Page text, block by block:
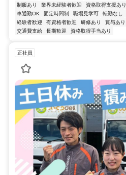
制服あり 業界未経験者歓迎 資格取得支援あり
車通勤OK
固定時間制 職場見学可 転勤なし
経験者歓迎
有資格者歓迎 研修あり 賞与あり
交通費支給
長期歓迎 資格取得手当あり
正社員